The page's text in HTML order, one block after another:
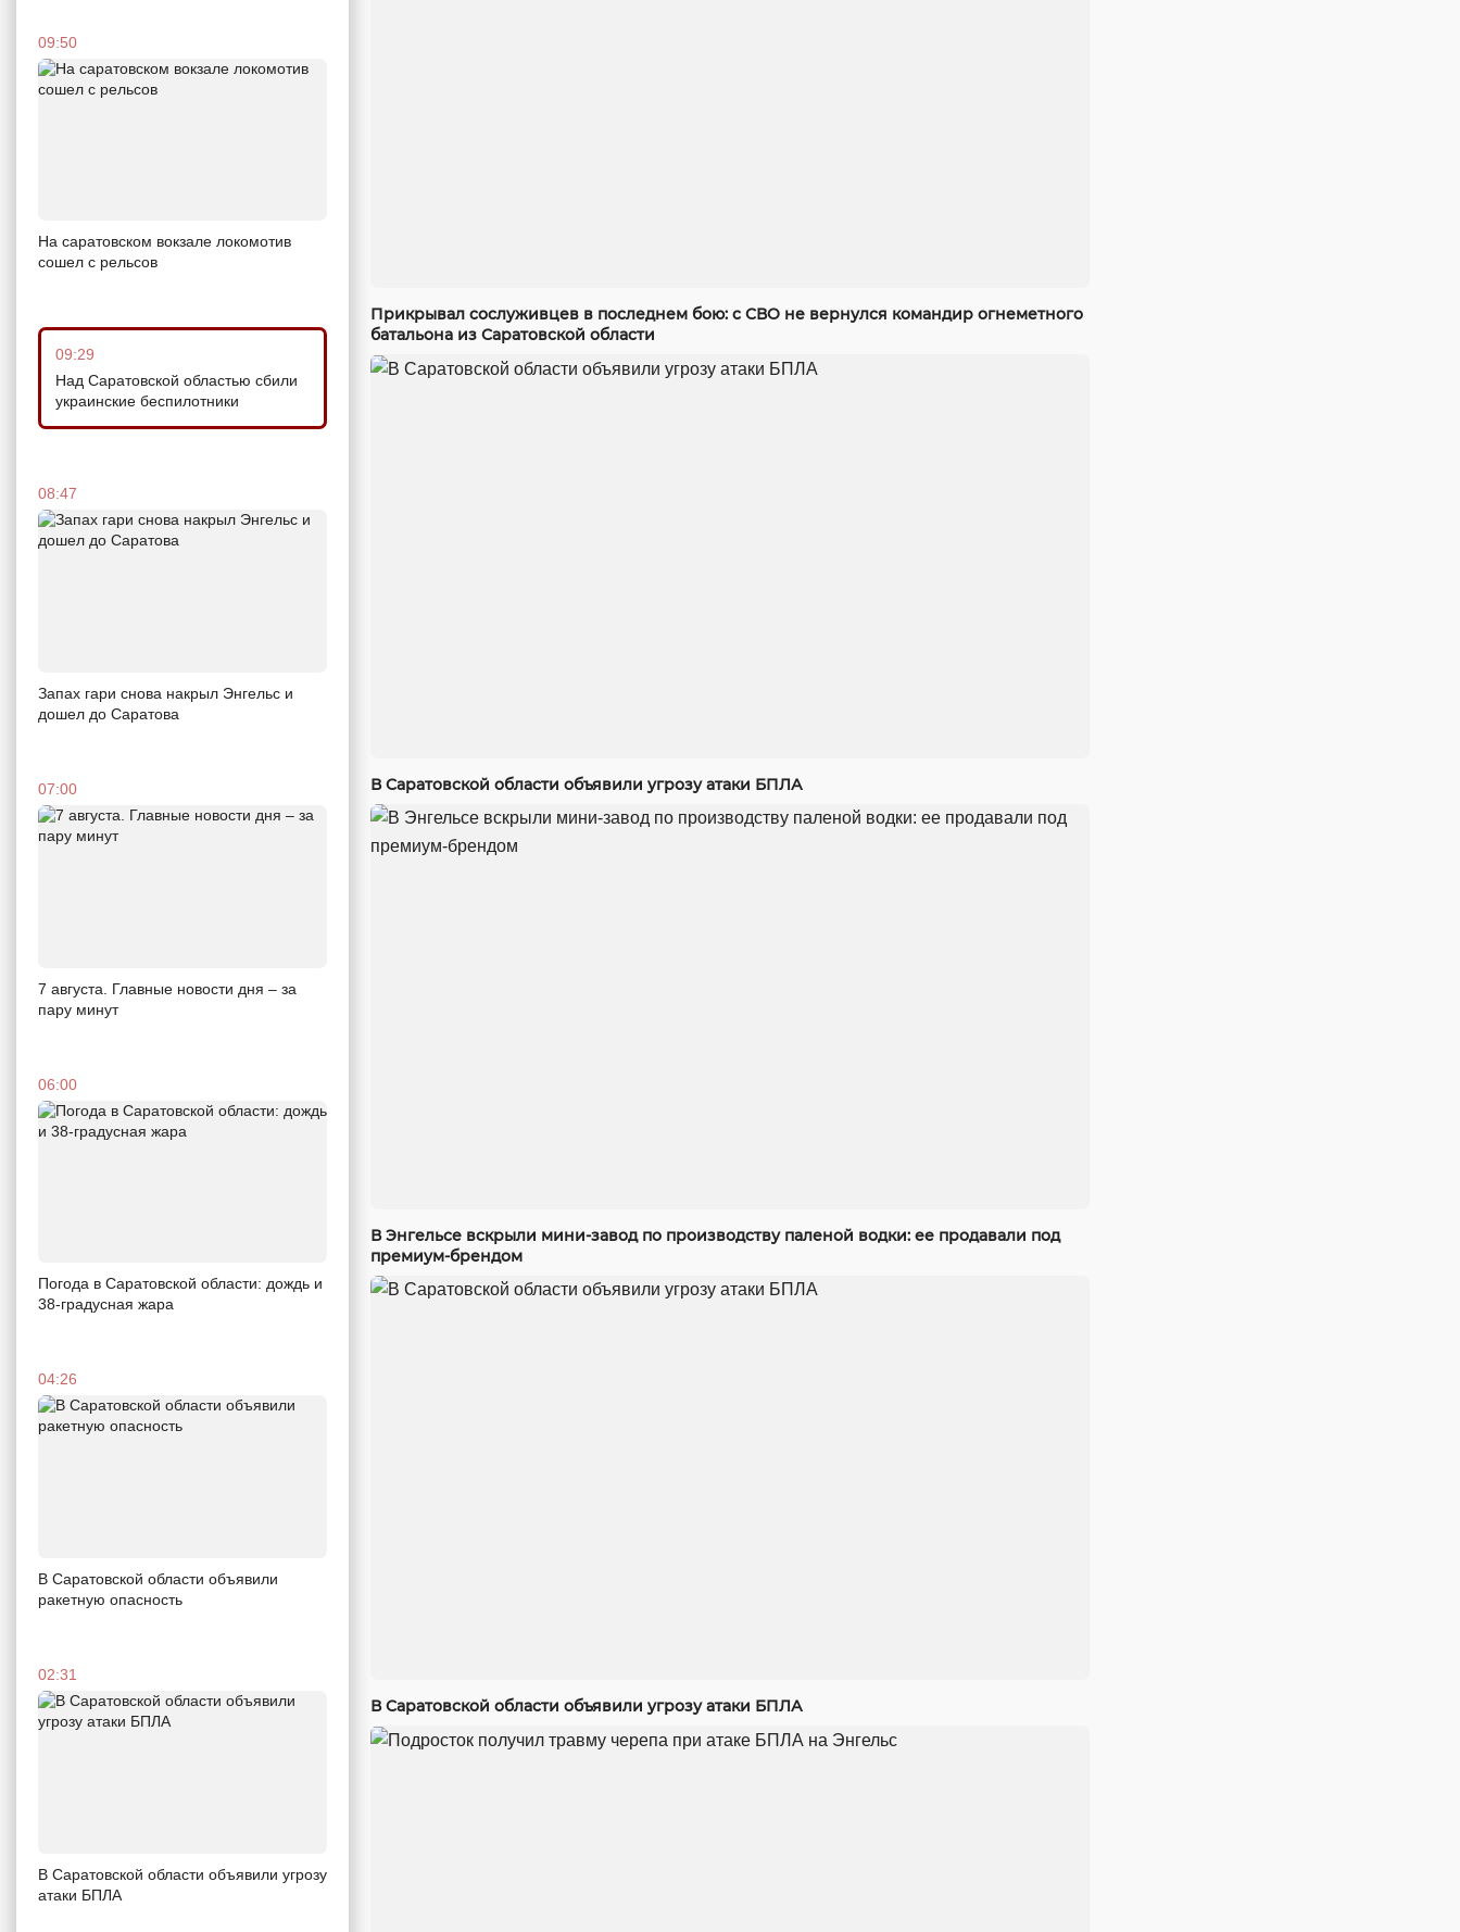
09:50
На саратовском вокзале локомотив
сошел с рельсов
09:29
Над Саратовской областью сбили
украинские беспилотники
08:47
Запах гари снова накрыл Энгельс и
дошел до Саратова
07:00
7 августа. Главные новости дня – за
пару минут
06:00
Погода в Саратовской области: дождь и
38-градусная жара
04:26
В Саратовской области объявили
ракетную опасность
02:31
В Саратовской области объявили угрозу
атаки БПЛА
Прикрывал сослуживцев в последнем бою: с СВО не вернулся командир огнеметного
батальона из Саратовской области
В Саратовской области объявили угрозу атаки БПЛА
В Энгельсе вскрыли мини-завод по производству паленой водки: ее продавали под
премиум-брендом
В Саратовской области объявили угрозу атаки БПЛА